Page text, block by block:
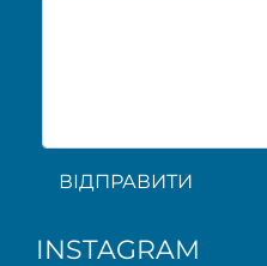
ВІДПРАВИТИ
INSTAGRAM